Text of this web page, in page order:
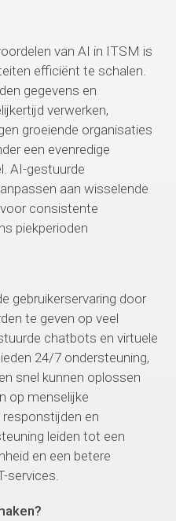
van AI in ITSM is
efficiënt te schalen.
gegevens en
verwerken,
groeiende organisaties
een evenredige
AI-gestuurde
aan wisselende
consistente
piekperioden
gebruikerservaring door
te geven op veel
chatbots en virtuele
24/7 ondersteuning,
snel kunnen oplossen
op menselijke
en
leiden tot een
en een betere
services.